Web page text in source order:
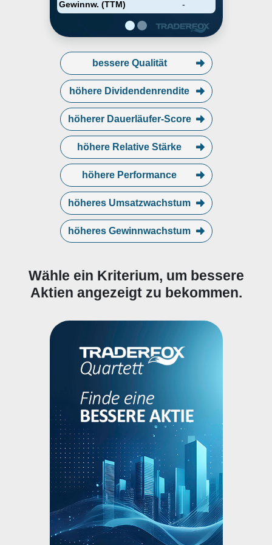
Gewinnw. (TTM)
-
bessere Qualität
höhere Dividendenrendite
höherer Dauerläufer-Score
höhere Relative Stärke
höhere Performance
höheres Umsatzwachstum
höheres Gewinnwachstum
Wähle ein Kriterium, um bessere
Aktien angezeigt zu bekommen.